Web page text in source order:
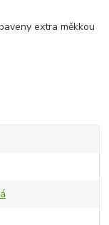
extra měkkou